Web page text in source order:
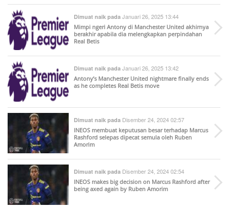
Dimuat naik pada Januari 26, 2025 13:44
Mimpi ngeri Antony di Manchester United akhirnya
berakhir apabila dia melengkapkan perpindahan
Real Betis
Dimuat naik pada Januari 26, 2025 13:42
Antony’s Manchester United nightmare finally ends
as he completes Real Betis move
Dimuat naik pada Disember 24, 2024 02:57
INEOS membuat keputusan besar terhadap Marcus
Rashford selepas dipecat semula oleh Ruben
Amorim
Dimuat naik pada Disember 24, 2024 02:54
INEOS makes big decision on Marcus Rashford after
being axed again by Ruben Amorim